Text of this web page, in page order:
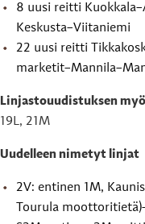
8 uusi reitti
Keskusta–Viitaniemi
22 uusi reitti
Linjastouudistuksen
19L, 21M
Uudelleen nimetyt linjat
2V: entinen 1M,
Tourula